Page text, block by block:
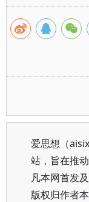
爱思想（
站，旨在推
凡本网首发
版权归作者